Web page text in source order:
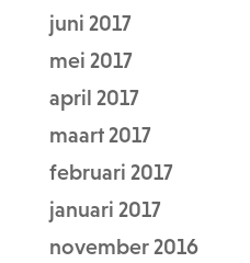
juni 2017
mei 2017
april 2017
maart 2017
februari 2017
januari 2017
november 2016